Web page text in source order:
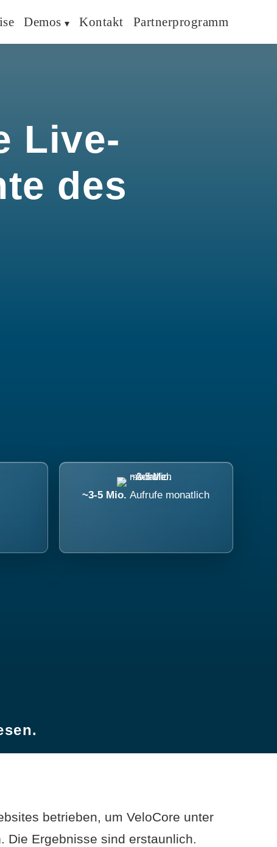
Demos Kontakt Partnerprogramm
Live-
des
~3-5 Mio.Aufrufe monatlich
betrieben, um VeloCore unter
Ergebnisse sind erstaunlich.